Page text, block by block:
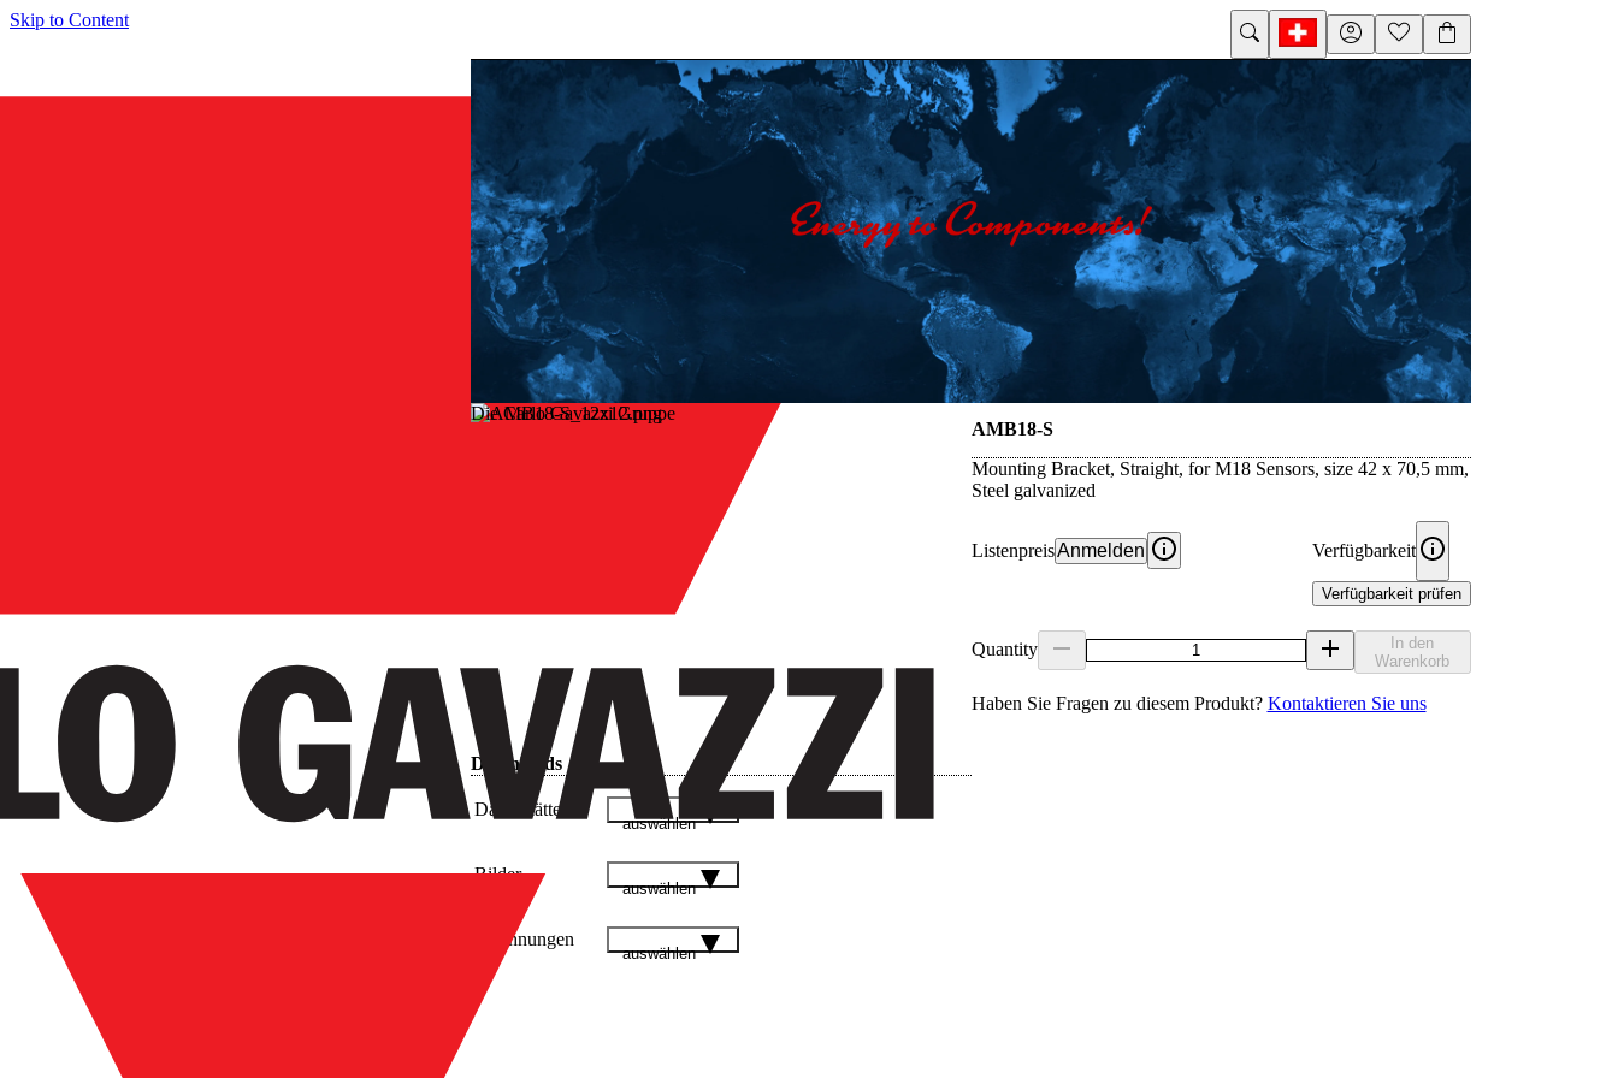
Skip to Content
Die Carlo Gavazzi Gruppe
AMB18-S
Mounting Bracket, Straight, for M18 Sensors, size 42 x 70,5 mm,
Steel galvanized
ListenpreisAnmelden Verfügbarkeit
Verfügbarkeit prüfen
Quantity
In den
Warenkorb
Haben Sie Fragen zu diesem Produkt? Kontaktieren Sie uns
Downloads
Datenblätter
auswählen
Bilder
auswählen
Zeichnungen
auswählen